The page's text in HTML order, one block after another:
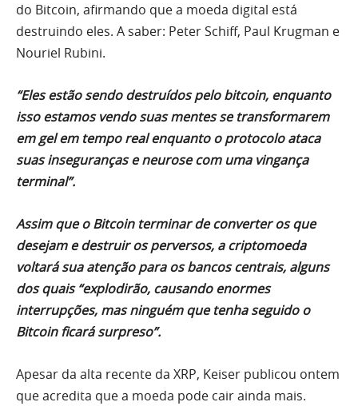
do Bitcoin, afirmando que a moeda digital está
destruindo eles. A saber: Peter Schiff, Paul Krugman e
Nouriel Rubini.
“Eles estão sendo destruídos pelo bitcoin, enquanto
isso estamos vendo suas mentes se transformarem
em gel em tempo real enquanto o protocolo ataca
suas inseguranças e neurose com uma vingança
terminal”.
Assim que o Bitcoin terminar de converter os que
desejam e destruir os perversos, a criptomoeda
voltará sua atenção para os bancos centrais, alguns
dos quais “explodirão, causando enormes
interrupções, mas ninguém que tenha seguido o
Bitcoin ficará surpreso”.
Apesar da alta recente da XRP, Keiser publicou ontem
que acredita que a moeda pode cair ainda mais.